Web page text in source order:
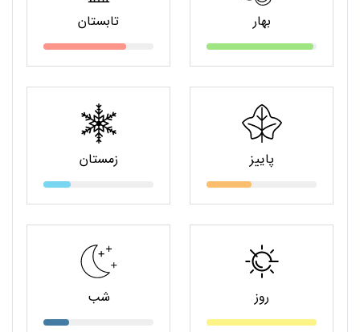
بهار تابستان
پاییز زمستان
روز شب